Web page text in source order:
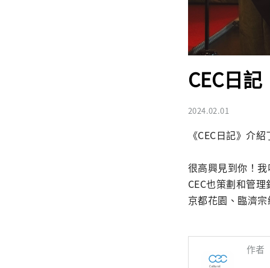
CEC日
2024.02.01
《CEC日記》介
很高興見到你！
CEC也策劃和管
京都花園、臨濟
作者